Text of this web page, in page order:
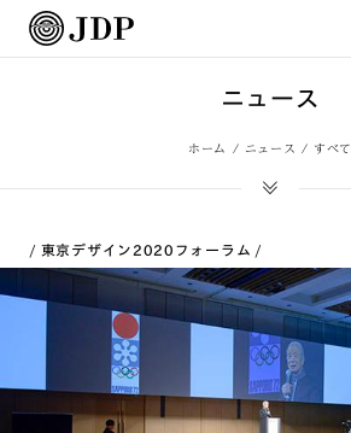
ニュース
ホーム ニュース すべて
東京デザイン2020フォーラム